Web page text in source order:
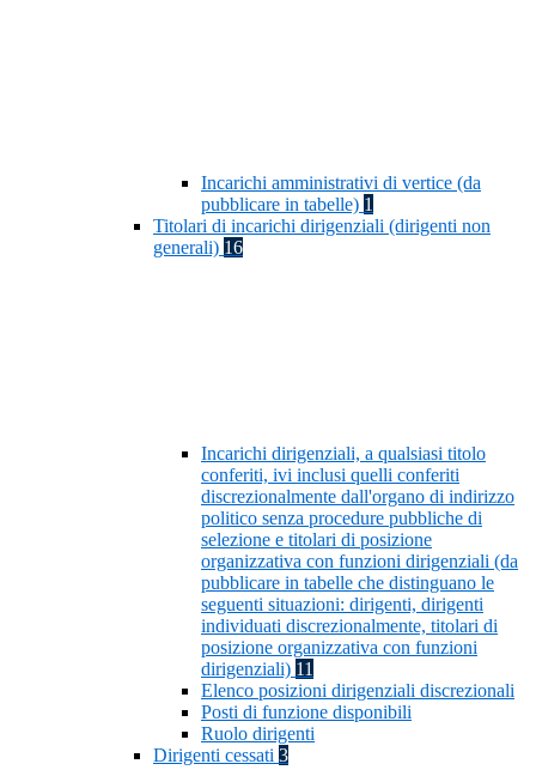
Incarichi amministrativi di vertice (da
pubblicare in tabelle) 1
Titolari di incarichi dirigenziali (dirigenti non
generali) 16
Incarichi dirigenziali, a qualsiasi titolo
conferiti, ivi inclusi quelli conferiti
discrezionalmente dall'organo di indirizzo
politico senza procedure pubbliche di
selezione e titolari di posizione
organizzativa con funzioni dirigenziali (da
pubblicare in tabelle che distinguano le
seguenti situazioni: dirigenti, dirigenti
individuati discrezionalmente, titolari di
posizione organizzativa con funzioni
dirigenziali) 11
Elenco posizioni dirigenziali discrezionali
Posti di funzione disponibili
Ruolo dirigenti
Dirigenti cessati 3